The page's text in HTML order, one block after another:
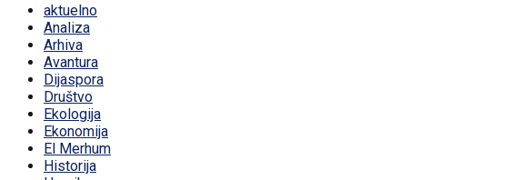
aktuelno
Analiza
Arhiva
Avantura
Dijaspora
Društvo
Ekologija
Ekonomija
El Merhum
Historija